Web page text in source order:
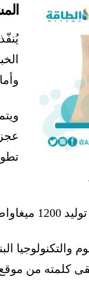
منهما.
والتكنولوجيا
كلمته من